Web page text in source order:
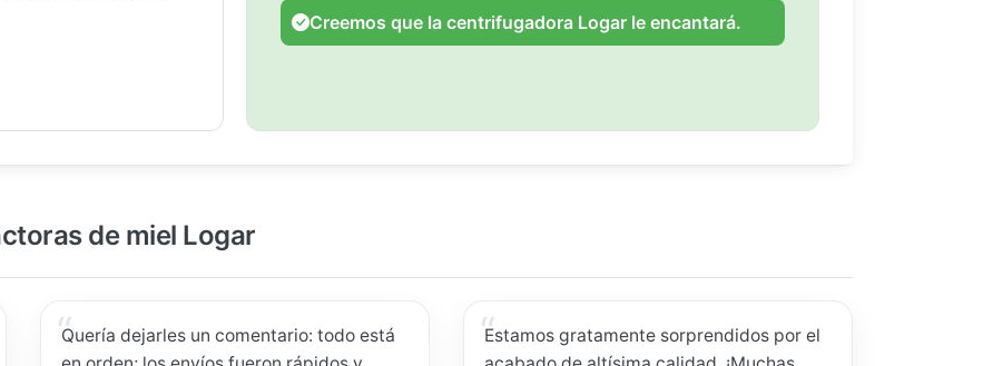
Creemos que la centrifugadora Logar le encantará.
de miel Logar
Quería dejarles un comentario: todo está
Estamos gratamente sorprendidos por el